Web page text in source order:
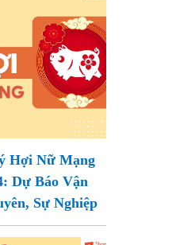
Hợi Nữ Mạng
Dự Báo Vận
Sự Nghiệp